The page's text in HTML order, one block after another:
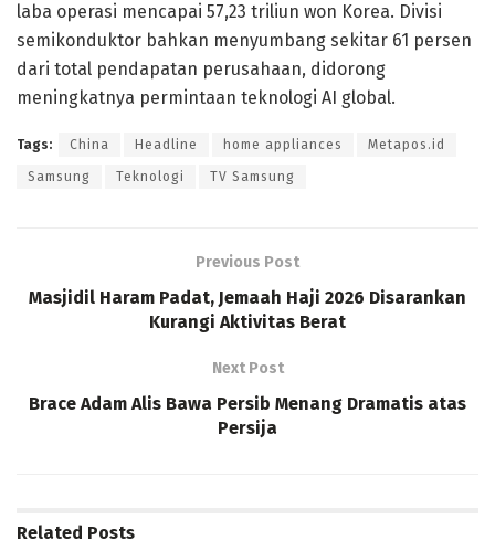
laba operasi mencapai 57,23 triliun won Korea. Divisi
semikonduktor bahkan menyumbang sekitar 61 persen
dari total pendapatan perusahaan, didorong
meningkatnya permintaan teknologi AI global.
Tags: China Headline home appliances Metapos.id
Samsung Teknologi TV Samsung
Previous Post
Masjidil Haram Padat, Jemaah Haji 2026 Disarankan
Kurangi Aktivitas Berat
Next Post
Brace Adam Alis Bawa Persib Menang Dramatis atas
Persija
Related Posts